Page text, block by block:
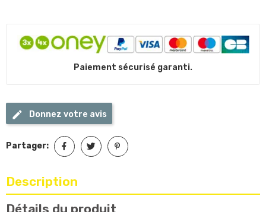
Paiement sécurisé garanti.
Donnez votre avis
Partager:
Description
Détails du produit